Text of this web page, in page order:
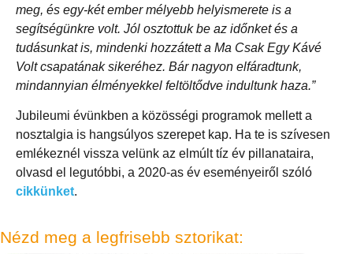
meg, és egy-két ember mélyebb helyismerete is a
segítségünkre volt. Jól osztottuk be az időnket és a
tudásunkat is, mindenki hozzátett a Ma Csak Egy Kávé
Volt csapatának sikeréhez. Bár nagyon elfáradtunk,
mindannyian élményekkel feltöltődve indultunk haza.”
Jubileumi évünkben a közösségi programok mellett a
nosztalgia is hangsúlyos szerepet kap. Ha te is szívesen
emlékeznél vissza velünk az elmúlt tíz év pillanataira,
olvasd el legutóbbi, a 2020-as év eseményeiről szóló
cikkünket.
Nézd meg a legfrisebb sztorikat: